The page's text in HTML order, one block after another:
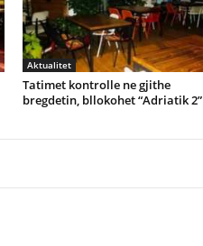
Aktualitet
Tatimet kontrolle ne gjithe
bregdetin, bllokohet “Adriatik 2”